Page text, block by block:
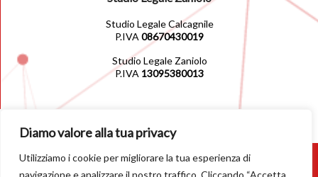
Diamo valore alla tua privacy
Utilizziamo i cookie per migliorare la tua esperienza di
navigazione e analizzare il nostro traffico. Cliccando “Accetta
Studio Legale Calcagnile
P.IVA 08670430019
Studio Legale Zaniolo
P.IVA 13095380013
© 2026